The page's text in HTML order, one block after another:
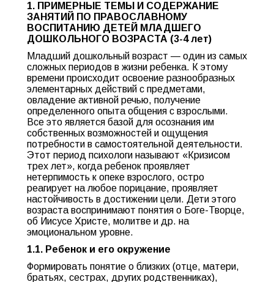
1. ПРИМЕРНЫЕ ТЕМЫ И СОДЕРЖАНИЕ
ЗАНЯТИЙ ПО ПРАВОСЛАВНОМУ
ВОСПИТАНИЮ ДЕТЕЙ МЛАДШЕГО
ДОШКОЛЬНОГО ВОЗРАСТА (3-4 лет)
Младший дошкольный возраст — один из самых
сложных периодов в жизни ребенка. К этому
времени происходит освоение разнообразных
элементарных действий с предметами,
овладение активной речью, получение
определенного опыта общения с взрослыми.
Все это является базой для осознания им
собственных возможностей и ощущения
потребности в самостоятельной деятельности.
Этот период психологи называют «Кризисом
трех лет», когда ребенок проявляет
нетерпимость к опеке взрослого, остро
реагирует на любое порицание, проявляет
настойчивость в достижении цели. Дети этого
возраста воспринимают понятия о Боге-Творце,
об Иисусе Христе, молитве и др. на
эмоциональном уровне.
1.1. Ребенок и его окружение
Формировать понятие о близких (отце, матери,
братьях, сестрах, других родственниках),